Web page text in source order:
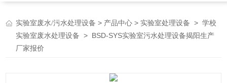
实验室废水/污水处理设备 > 产品中心 > 实验室处理设备 >学校
实验室废水处理设备 > BSD-SYS实验室污水处理设备揭阳生产
厂家报价